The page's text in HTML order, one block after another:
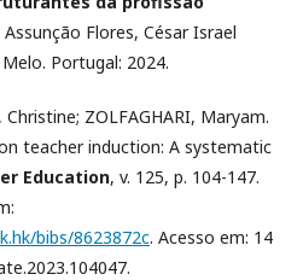
Flores, César Israel
Portugal: 2024.
Christine; ZOLFAGHARI, Maryam.
teacher induction: A systematic
Education, v. 125, p. 104-147.
bibs/8623872c. Acesso em: 14